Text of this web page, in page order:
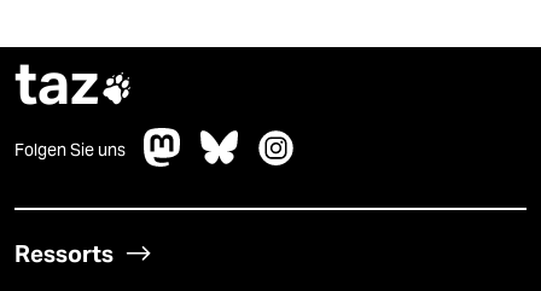
taz
Folgen Sie uns
Ressorts